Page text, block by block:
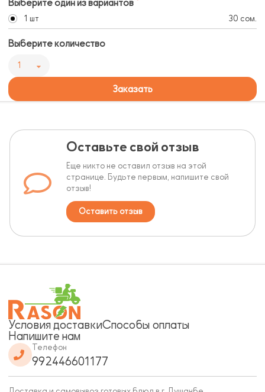
Выберите один из вариантов
1 шт 30 сом.
Выберите количество
1
Заказать
Оставьте свой отзыв
Еще никто не оставил отзыв на этой
странице. Будьте первым, напишите свой
отзыв!
Оставить отзыв
Условия доставкиСпособы оплаты
Напишите нам
Телефон
992446601177